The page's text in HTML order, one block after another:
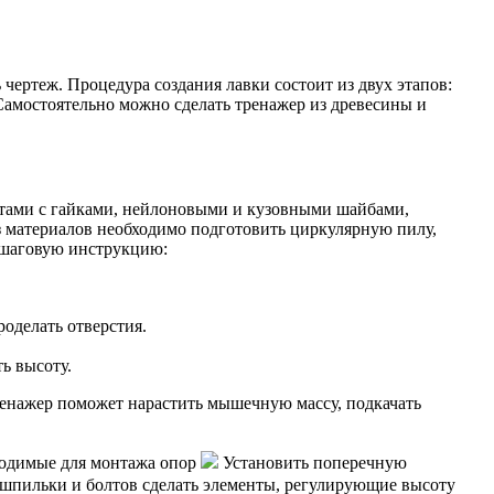
Процедура создания лавки состоит из двух этапов:
можно сделать тренажер из древесины и
с гайками, нейлоновыми и кузовными шайбами,
необходимо подготовить циркулярную пилу,
инструкцию:
отверстия.
высоту.
поможет нарастить мышечную массу, подкачать
для монтажа опор
Установить поперечную
и болтов сделать элементы, регулирующие высоту